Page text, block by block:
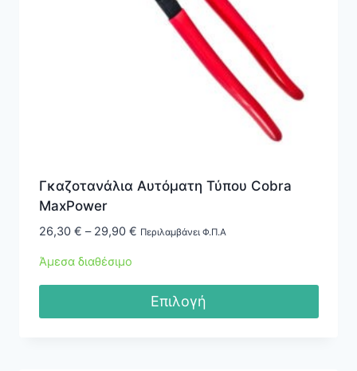
Γκαζοτανάλια Αυτόματη Τύπου Cobra
MaxPower
26,30 € – 29,90 €Price
through
29,90 €
Περιλαμβάνει Φ.Π.Α
Άμεσα διαθέσιμο
Επιλογή